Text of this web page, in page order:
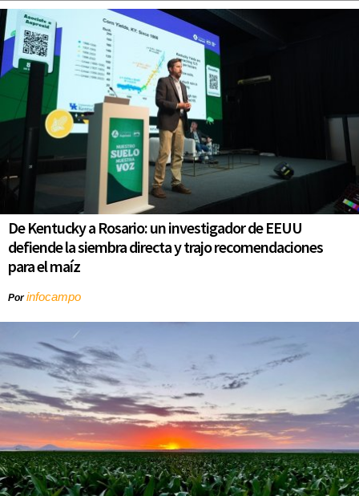
De Kentucky a Rosario: un investigador de EEUU
defiende la siembra directa y trajo recomendaciones
para el maíz
Porinfocampo